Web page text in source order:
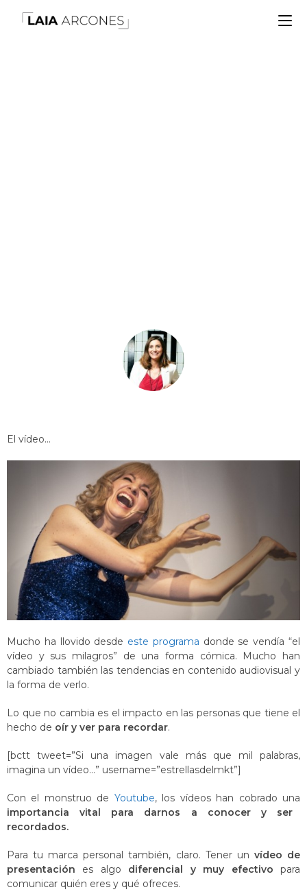
El vídeo…
Mucho ha llovido desde este programa donde se vendía “el
vídeo y sus milagros” de una forma cómica. Mucho han
cambiado también las tendencias en contenido audiovisual y
la forma de verlo.
Lo que no cambia es el impacto en las personas que tiene el
hecho de oír y ver para recordar.
[bctt tweet=”Si una imagen vale más que mil palabras,
imagina un vídeo…” username=”estrellasdelmkt”]
Con el monstruo de Youtube, los vídeos han cobrado una
importancia vital para darnos a conocer y ser
recordados.
Para tu marca personal también, claro. Tener un vídeo de
presentación es algo diferencial y muy efectivo para
comunicar quién eres y qué ofreces.